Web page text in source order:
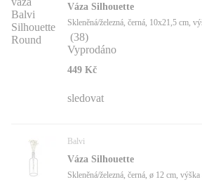
Váza Silhouette
Skleněná/železná, černá, 10x21,5 cm,
(38)
Vyprodáno
449 Kč
sledovat
Balvi
Váza Silhouette
Skleněná/železná, černá, ø 12 cm,